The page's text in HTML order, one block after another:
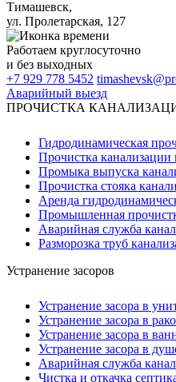
Тимашевск,
ул. Пролетарская, 127
Работаем круглосуточно
и без выходных
+7 929 778 5452
Аварийный выезд
ПРОЧИСТКА
Гидродинамическая
Прочистка канализации
Промыка выпуска
Прочистка стояка
Аренда
Промышленная
Аварийная служба
Разморозка труб
Устранение засоров
Устранение засора в
Устранение засора в
Устранение засора в
Устранение засора в
Аварийная служба
Чистка и откачка